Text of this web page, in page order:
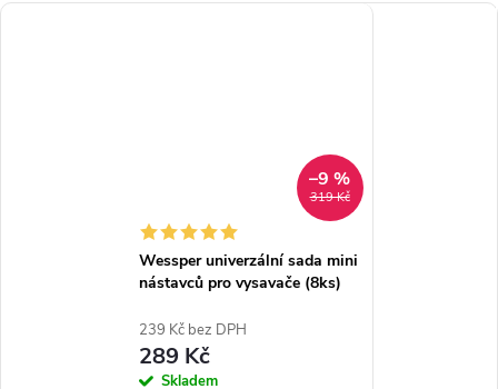
319 Kč
–9 %
Wessper univerzální sada mini
nástavců pro vysavače (8ks)
239 Kč bez DPH
289 Kč
Skladem